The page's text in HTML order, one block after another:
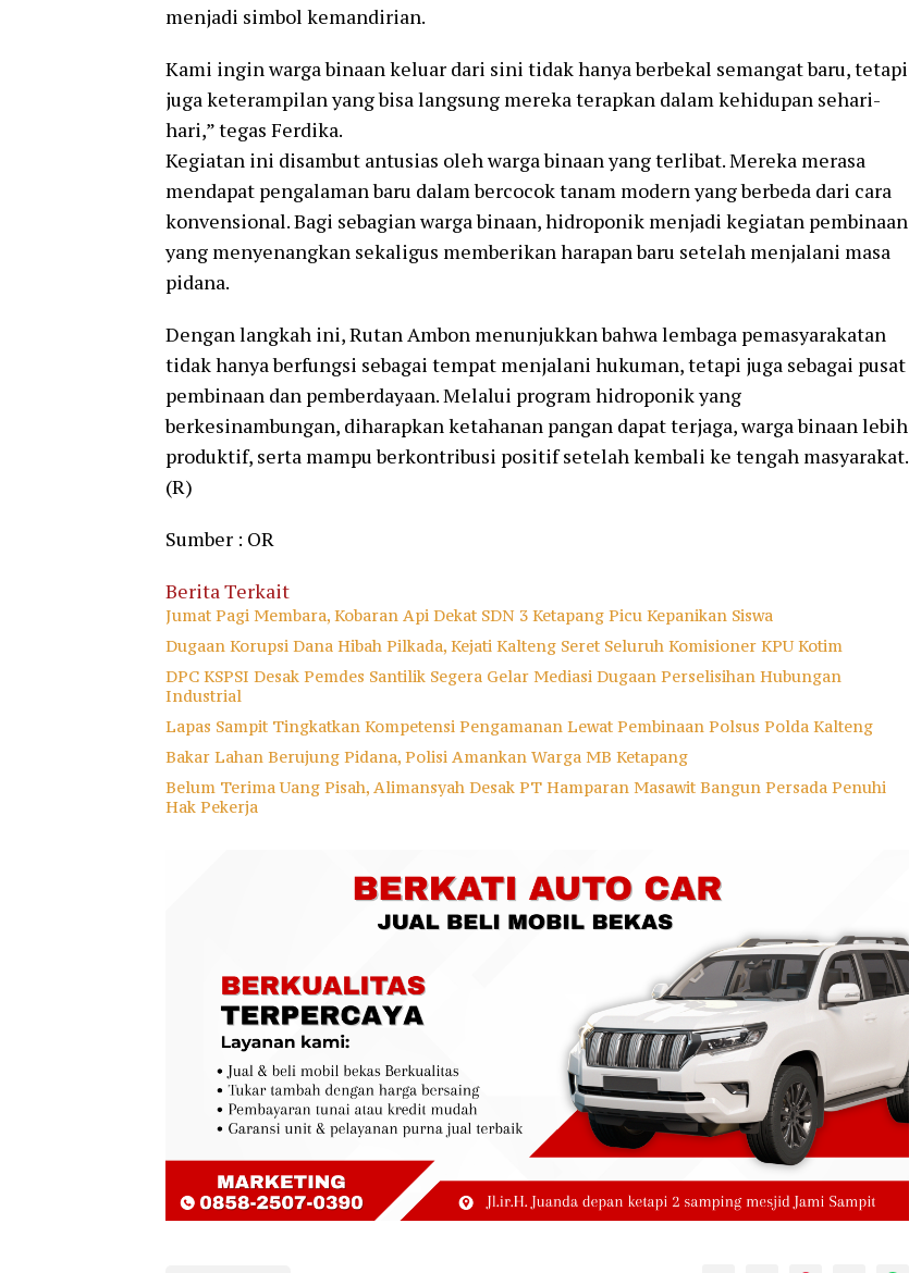
menjadi simbol kemandirian.
Kami ingin warga binaan keluar dari sini tidak hanya berbekal semangat baru, tetapi
juga keterampilan yang bisa langsung mereka terapkan dalam kehidupan sehari-
hari,” tegas Ferdika.
Kegiatan ini disambut antusias oleh warga binaan yang terlibat. Mereka merasa
mendapat pengalaman baru dalam bercocok tanam modern yang berbeda dari cara
konvensional. Bagi sebagian warga binaan, hidroponik menjadi kegiatan pembinaan
yang menyenangkan sekaligus memberikan harapan baru setelah menjalani masa
pidana.
Dengan langkah ini, Rutan Ambon menunjukkan bahwa lembaga pemasyarakatan
tidak hanya berfungsi sebagai tempat menjalani hukuman, tetapi juga sebagai pusat
pembinaan dan pemberdayaan. Melalui program hidroponik yang
berkesinambungan, diharapkan ketahanan pangan dapat terjaga, warga binaan lebih
produktif, serta mampu berkontribusi positif setelah kembali ke tengah masyarakat.
(R)
Sumber : OR
Berita Terkait
Jumat Pagi Membara, Kobaran Api Dekat SDN 3 Ketapang Picu Kepanikan Siswa
Dugaan Korupsi Dana Hibah Pilkada, Kejati Kalteng Seret Seluruh Komisioner KPU Kotim
DPC KSPSI Desak Pemdes Santilik Segera Gelar Mediasi Dugaan Perselisihan Hubungan
Industrial
Lapas Sampit Tingkatkan Kompetensi Pengamanan Lewat Pembinaan Polsus Polda Kalteng
Bakar Lahan Berujung Pidana, Polisi Amankan Warga MB Ketapang
Belum Terima Uang Pisah, Alimansyah Desak PT Hamparan Masawit Bangun Persada Penuhi
Hak Pekerja